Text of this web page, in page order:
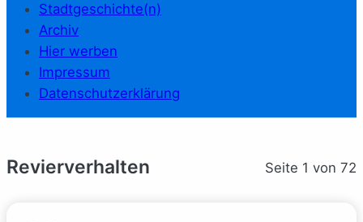
Stadtgeschichte(n)
Archiv
Hier werben
Impressum
Datenschutzerklärung
Revierverhalten Seite 1 von 72